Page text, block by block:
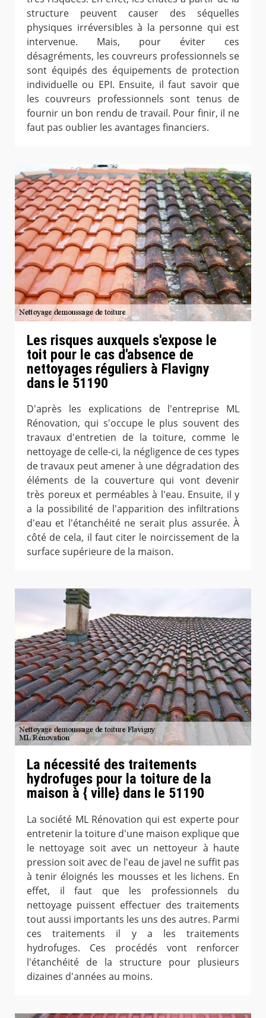
structure peuvent causer des séquelles
physiques irréversibles à la personne qui est
intervenue. Mais, pour éviter ces
désagréments, les couvreurs professionnels se
sont équipés des équipements de protection
individuelle ou EPI. Ensuite, il faut savoir que
les couvreurs professionnels sont tenus de
fournir un bon rendu de travail. Pour finir, il ne
faut pas oublier les avantages financiers.
Les risques auxquels s'expose le
toit pour le cas d'absence de
nettoyages réguliers à Flavigny
dans le 51190
D'après les explications de l'entreprise ML
Rénovation, qui s'occupe le plus souvent des
travaux d'entretien de la toiture, comme le
nettoyage de celle-ci, la négligence de ces types
de travaux peut amener à une dégradation des
éléments de la couverture qui vont devenir
très poreux et perméables à l'eau. Ensuite, il y
a la possibilité de l'apparition des infiltrations
d'eau et l'étanchéité ne serait plus assurée. À
côté de cela, il faut citer le noircissement de la
surface supérieure de la maison.
La nécessité des traitements
hydrofuges pour la toiture de la
maison à { ville} dans le 51190
La société ML Rénovation qui est experte pour
entretenir la toiture d'une maison explique que
le nettoyage soit avec un nettoyeur à haute
pression soit avec de l'eau de javel ne suffit pas
à tenir éloignés les mousses et les lichens. En
effet, il faut que les professionnels du
nettoyage puissent effectuer des traitements
tout aussi importants les uns des autres. Parmi
ces traitements il y a les traitements
hydrofuges. Ces procédés vont renforcer
l'étanchéité de la structure pour plusieurs
dizaines d'années au moins.